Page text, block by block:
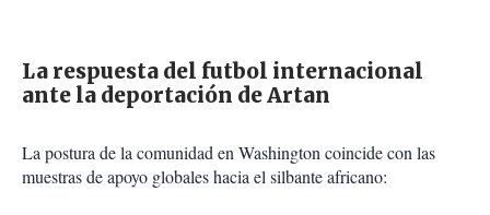
La respuesta del futbol internacional
ante la deportación de Artan
La postura de la comunidad en Washington coincide con las
muestras de apoyo globales hacia el silbante africano: